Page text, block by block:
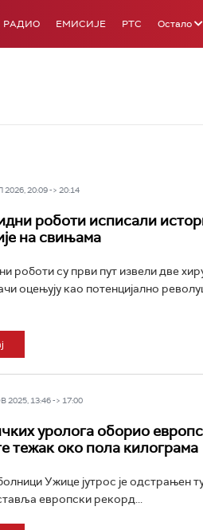
РАДИО ЕМИСИЈЕ РТС Остало
2026, 20:09 -> 20:14
роботи исписали
на свињама
роботи су први пут извели две
оцењују као потенцијално
2025, 13:46 -> 17:00
уролога оборио
тежак око пола килограма
Ужице јутрос је одстрањен
европски рекорд...